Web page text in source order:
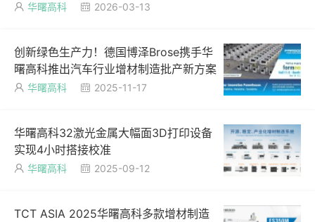
 华曙高科  2026-03-13
创新绿色生产力！德国博泽Brose携手华
曙高科推出汽车行业增材制造批产新方案
 华曙高科  2025-11-17
华曙高科32激光金属大幅面3D打印设备
实现4小时搭接校准
 华曙高科  2025-09-12
TCT ASIA 2025华曙高科多款增材制造